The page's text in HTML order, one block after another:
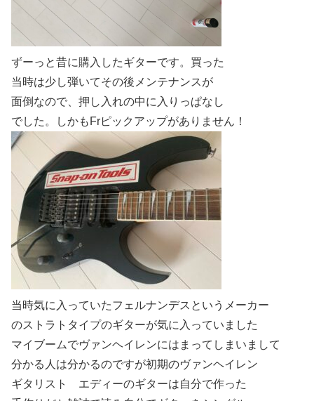
ずーっと昔に購入したギターです。買った
当時は少し弾いてその後メンテナンスが
面倒なので、押し入れの中に入りっぱなし
でした。しかもFrピックアップがありません！
当時気に入っていたフェルナンデスというメーカー
のストラトタイプのギターが気に入っていました
マイブームでヴァンヘイレンにはまってしまいまして
分かる人は分かるのですが初期のヴァンヘイレン
ギタリスト エディーのギターは自分で作った